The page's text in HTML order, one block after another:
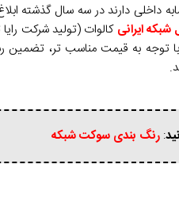
داخلی دارند در سه سال گذشته
شبکه ایرانی کالوات (تولید شرکت
با توجه به قیمت مناسب تر،
: رنگ بندی سوکت شبکه